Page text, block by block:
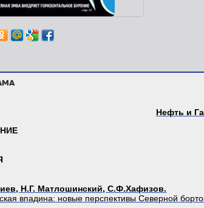
Нефть и
Н.Г. Матлошинский, С.Ф.Хафизов.
впадина: новые перспективы Северной